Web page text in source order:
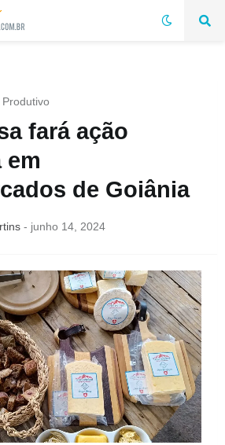
Produtivo
fará ação
em
de Goiânia
- junho 14, 2024